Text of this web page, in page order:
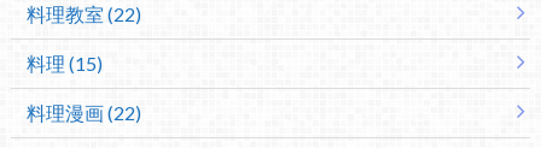
料理教室 (22)
料理 (15)
料理漫画 (22)